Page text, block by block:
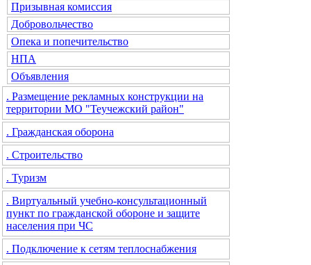
Призывная комиссия
Добровольчество
Опека и попечительство
НПА
Объявления
. Размещение рекламных конструкции на
территории МО "Теучежский район"
. Гражданская оборона
. Строительство
. Туризм
. Виртуальный учебно-консультационный
пункт по гражданской обороне и защите
населения при ЧС
. Подключение к сетям теплоснабжения